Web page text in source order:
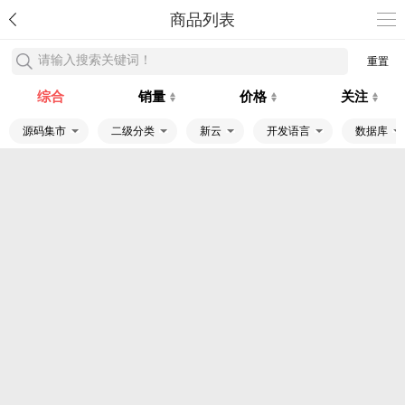
商品列表
请输入搜索关键词！ 重置
综合 销量 价格 关注
源码集市 二级分类 新云 开发语言 数据库